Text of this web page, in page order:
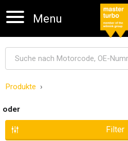
Menu
Navigation überspringen
Produkte
oder
Filter